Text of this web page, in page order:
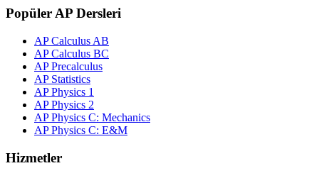
Popüler AP Dersleri
AP Calculus AB
AP Calculus BC
AP Precalculus
AP Statistics
AP Physics 1
AP Physics 2
AP Physics C: Mechanics
AP Physics C: E&M
Hizmetler